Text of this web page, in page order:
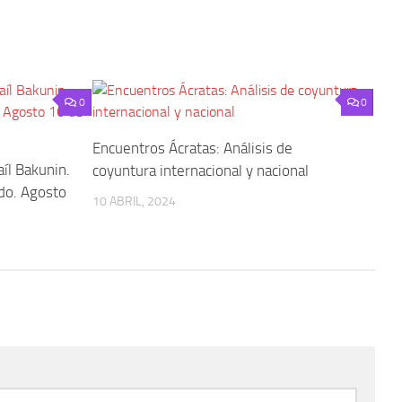
0
Bakunin.
Agosto
0
Encuentros Ácratas: Análisis de
coyuntura internacional y nacional
10 ABRIL, 2024